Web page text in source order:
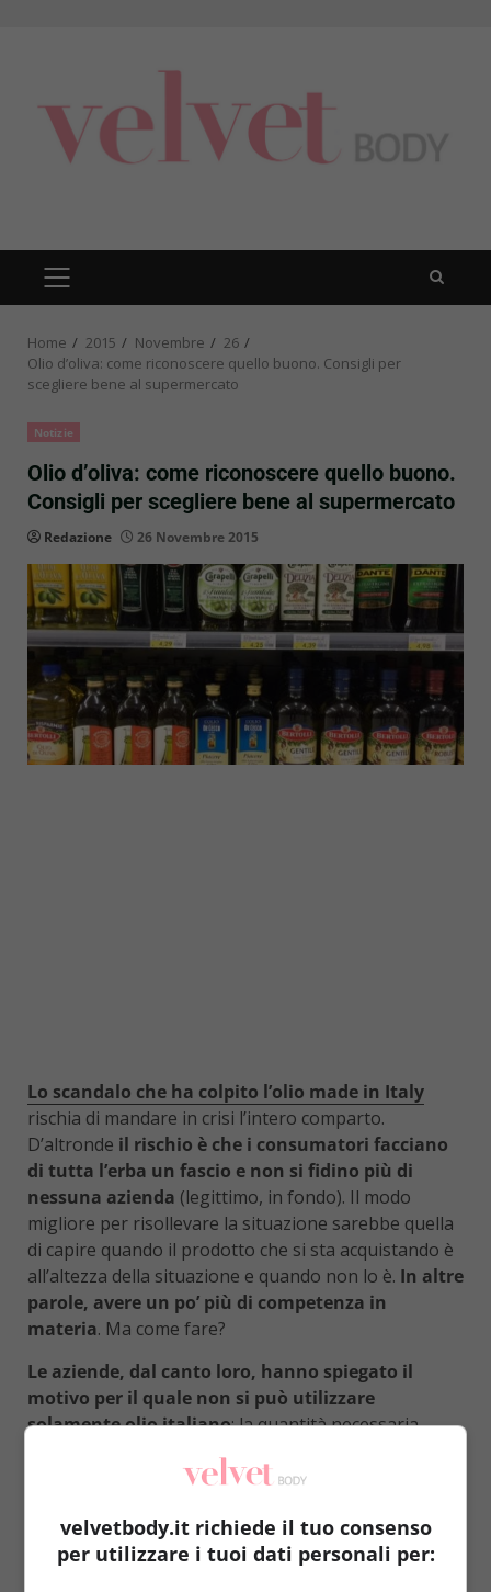
PRIMARY
MENU
Home 2015 Novembre
26
Olio d’oliva: come riconoscere quello buono. Consigli per
scegliere bene al supermercato
Notizie
Olio d’oliva: come riconoscere quello buono.
Consigli per scegliere bene al supermercato
Redazione 26 Novembre 2015
Lo scandalo che ha colpito l’olio made in Italy
rischia di mandare in crisi l’intero comparto.
D’altronde il rischio è che i consumatori facciano
di tutta l’erba un fascio e non si fidino più di
nessuna azienda (legittimo, in fondo). Il modo
migliore per risollevare la situazione sarebbe quella
di capire quando il prodotto che si sta acquistando è
all’altezza della situazione e quando non lo è. In altre
parole, avere un po’ più di competenza in
materia. Ma come fare?
Le aziende, dal canto loro, hanno spiegato il
motivo per il quale non si può utilizzare
solamente olio italiano: la quantità necessaria
stivale arriva al massimo a 300 mila.
del settore è senza dubbio la Spagna (da sola
rappresenta il 60 per cento della produzione
velvetbody.it richiede il tuo consenso
per utilizzare i tuoi dati personali per: